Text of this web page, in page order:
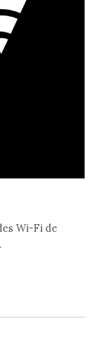
Wi-Fi de